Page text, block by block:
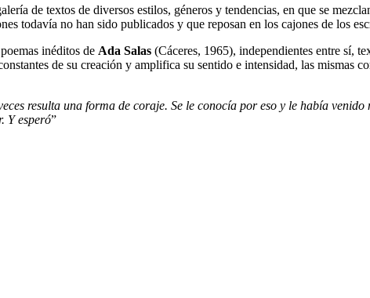
de textos de diversos estilos, géneros y tendencias, en que se
todavía no han sido publicados y que reposan en los cajones de los
inéditos de Ada Salas (Cáceres, 1965), independientes entre sí,
de su creación y amplifica su sentido e intensidad, las mismas
resulta una forma de coraje. Se le conocía por eso y le había
Y esperó”